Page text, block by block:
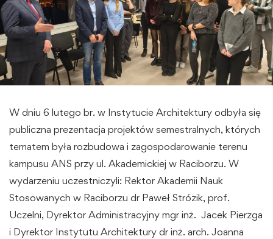
W dniu 6 lutego br. w Instytucie Architektury odbyła się
publiczna prezentacja projektów semestralnych, których
tematem była rozbudowa i zagospodarowanie terenu
kampusu ANS przy ul. Akademickiej w Raciborzu. W
wydarzeniu uczestniczyli: Rektor Akademii Nauk
Stosowanych w Raciborzu dr Paweł Strózik, prof.
Uczelni, Dyrektor Administracyjny mgr inż. Jacek Pierzga
i Dyrektor Instytutu Architektury dr inż. arch. Joanna